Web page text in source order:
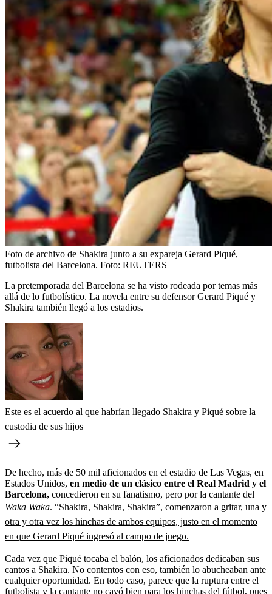
Foto de archivo de Shakira junto a su expareja Gerard Piqué,
futbolista del Barcelona. Foto: REUTERS
La pretemporada del Barcelona se ha visto rodeada por temas más
allá de lo futbolístico. La novela entre su defensor Gerard Piqué y
Shakira también llegó a los estadios.
Este es el acuerdo al que habrían llegado Shakira y Piqué sobre la
custodia de sus hijos
De hecho, más de 50 mil aficionados en el estadio de Las Vegas, en
Estados Unidos, en medio de un clásico entre el Real Madrid y el
Barcelona, concedieron en su fanatismo, pero por la cantante del
Waka Waka. “Shakira, Shakira, Shakira”, comenzaron a gritar, una y
otra y otra vez los hinchas de ambos equipos, justo en el momento
en que Gerard Piqué ingresó al campo de juego.
Cada vez que Piqué tocaba el balón, los aficionados dedicaban sus
cantos a Shakira. No contentos con eso, también lo abucheaban ante
cualquier oportunidad. En todo caso, parece que la ruptura entre el
futbolista y la cantante no cayó bien para los hinchas del fútbol, pues